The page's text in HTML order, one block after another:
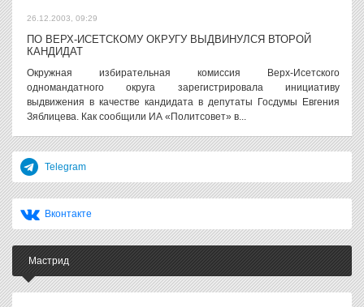
26.12.2003, 09:29
ПО ВЕРХ-ИСЕТСКОМУ ОКРУГУ ВЫДВИНУЛСЯ ВТОРОЙ
КАНДИДАТ
Окружная избирательная комиссия Верх-Исетского
одномандатного округа зарегистрировала инициативу
выдвижения в качестве кандидата в депутаты Госдумы Евгения
Зяблицева. Как сообщили ИА «Политсовет» в...
Telegram
Вконтакте
Мастрид